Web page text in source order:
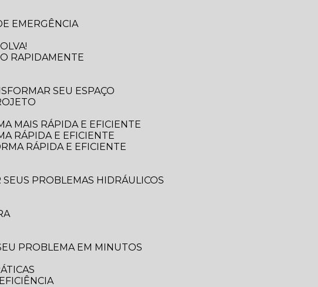
EMERGÊNCIA
RAPIDAMENTE
SEU ESPAÇO
MAIS RÁPIDA E EFICIENTE
RÁPIDA E EFICIENTE
RÁPIDA E EFICIENTE
PROBLEMAS HIDRÁULICOS
PROBLEMA EM MINUTOS